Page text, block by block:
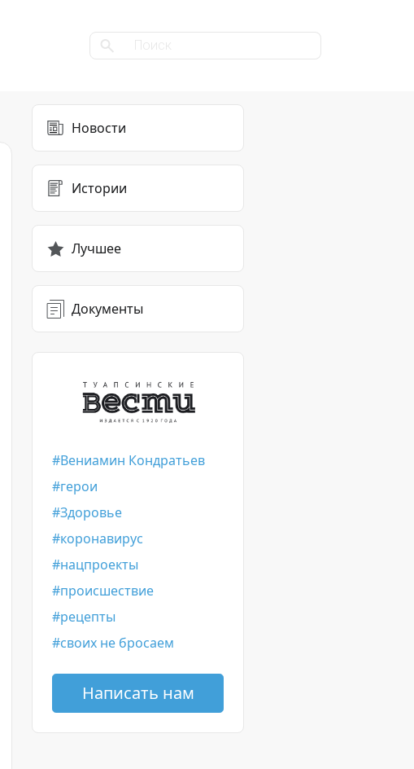
Новости
Истории
Лучшее
Документы
Вениамин Кондратьев
герои
Здоровье
коронавирус
нацпроекты
происшествие
рецепты
своих не бросаем
Написать нам